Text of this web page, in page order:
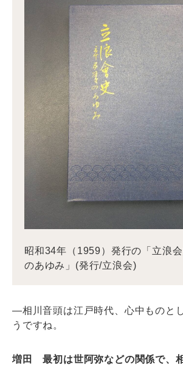
昭和34年（1959）発行の「立浪
のあゆみ」(発行/立浪会)
―相川音頭は江戸時代、心中ものと
うですね。
増田 最初は世阿弥などの関係で、